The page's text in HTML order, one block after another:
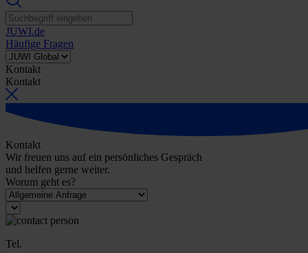
JUWI.de
Häufige Fragen
Kontakt
Kontakt
Kontakt
Wir freuen uns auf ein persönliches Gespräch
und helfen gerne weiter.
Worum geht es?
Tel.